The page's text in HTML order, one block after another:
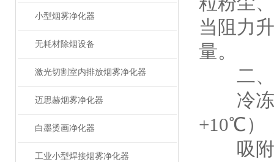
小型烟雾净化器
无耗材除烟设备
激光切割室内排放烟雾净化器
迈思赫烟雾净化器
白墨烫画净化器
工业小型焊接烟雾净化器
当阻力
量。
二、
冷冻
+10℃）
吸附